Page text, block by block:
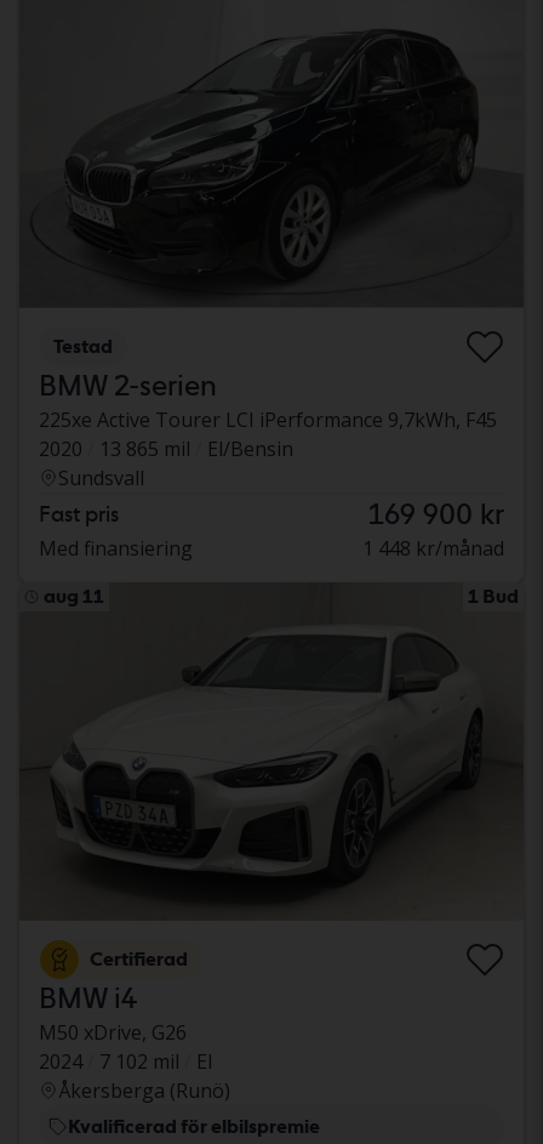
Testad
BMW 2-serien
225xe Active Tourer LCI iPerformance 9,7kWh, F45
2020
13 865 mil
El/Bensin
Sundsvall
Fast pris 169 900 kr
Med finansiering 1 448 kr/månad
aug 11 1 Bud
Certifierad
BMW i4
M50 xDrive, G26
2024
7 102 mil
El
Åkersberga (Runö)
Kvalificerad för elbilspremie